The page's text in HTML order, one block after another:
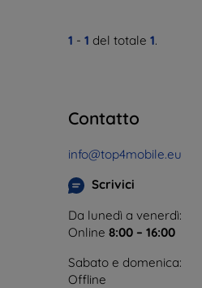
1 - 1 del totale 1.
Contatto
info@top4mobile.eu
Scrivici
Da lunedì a venerdì:
Online 8:00 – 16:00
Sabato e domenica:
Offline